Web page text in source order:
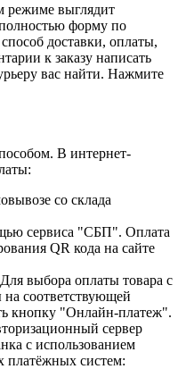
режиме выглядит
форму по
доставки, оплаты,
к заказу написать
вас найти. Нажмите
В интернет-
со склада
сервиса "СБП". Оплата
QR кода на сайте
выбора оплаты товара с
соответствующей
кнопку "Онлайн-платеж".
сервер
с использованием
платёжных систем: